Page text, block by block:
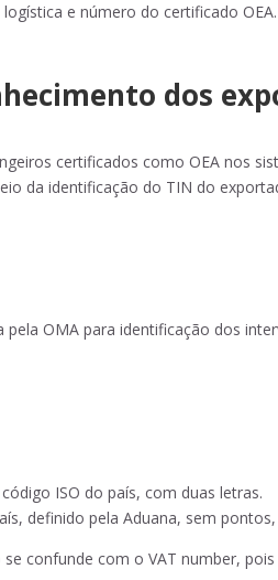
e número do certificado OEA.
dos
certificados como OEA nos
da identificação do TIN do
OMA para identificação dos
ISO do país, com duas letras.
definido pela Aduana, sem
confunde com o VAT number,